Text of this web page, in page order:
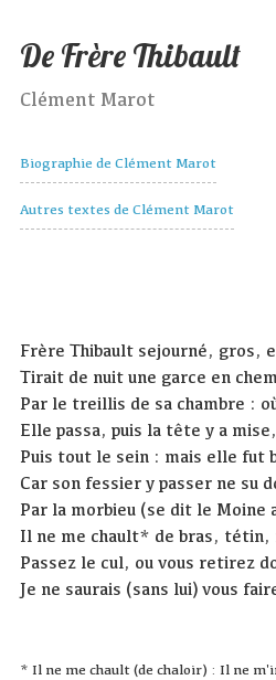
De Frère Thibault
Clément Marot
Biographie de Clément Marot
Autres textes de Clément Marot
Frère Thibault sejourné, gros,
Tirait de nuit une garce en
Par le treillis de sa chambre :
Elle passa, puis la tête y a mise,
Puis tout le sein : mais elle fut
Car son fessier y passer ne su
Par la morbieu (se dit le Moine
Il ne me chault* de bras, tétin,
Passez le cul, ou vous retirez
Je ne saurais (sans lui) vous
* Il ne me chault (de chaloir) : Il ne